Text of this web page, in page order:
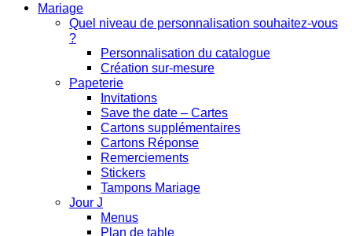
Mariage
Quel niveau de personnalisation souhaitez-vous
?
Personnalisation du catalogue
Création sur-mesure
Papeterie
Invitations
Save the date – Cartes
Cartons supplémentaires
Cartons Réponse
Remerciements
Stickers
Tampons Mariage
Jour J
Menus
Plan de table